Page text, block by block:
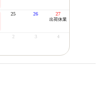
25 26 27
出荷休業
2 3 4